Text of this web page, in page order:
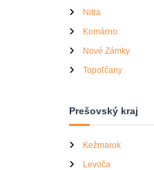
Nitra
Komárno
Nové Zámky
Topoľčany
Prešovský kraj
Kežmarok
Levoča